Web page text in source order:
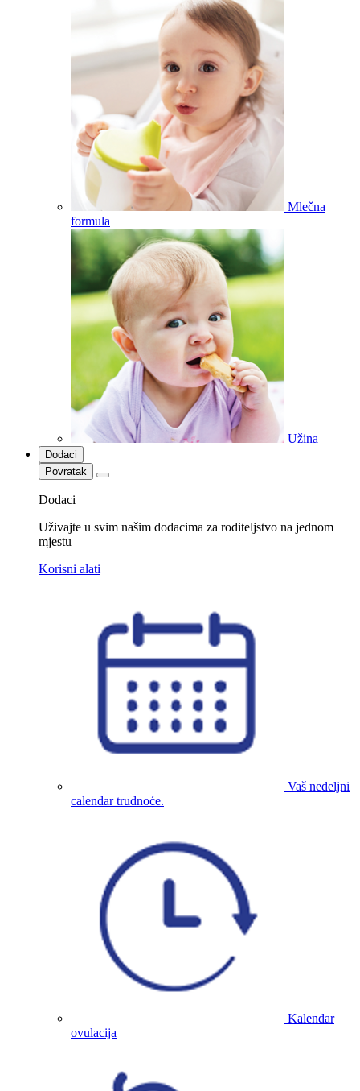
Mlečna
formula
Užina
Dodaci
Povratak
Dodaci
Uživajte u svim našim dodacima za roditeljstvo na jednom
mjestu
Korisni alati
Vaš nedeljni
calendar trudnoće.
Kalendar
ovulacija